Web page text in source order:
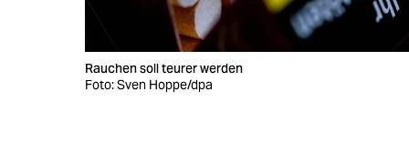
fragen & hilfe
unterstützen
Rauchen soll teurer werden
Foto: Sven Hoppe/dpa